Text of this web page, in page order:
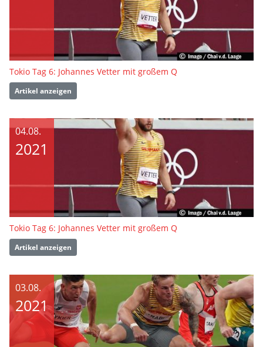
Tokio Tag 6: Johannes Vetter mit großem Q
Artikel anzeigen
04.08.
2021
Tokio Tag 6: Johannes Vetter mit großem Q
Artikel anzeigen
03.08.
2021